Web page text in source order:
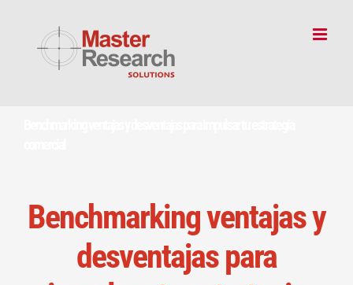
content
Benchmarking ventajas y
desventajas para